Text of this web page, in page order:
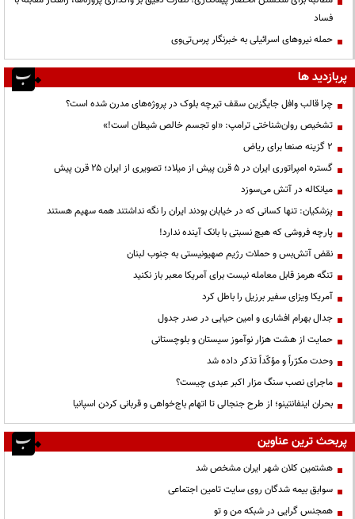
فساد
حمله نیروهای اسرائیلی به خبرنگار پرس‌تی‌وی
پربازدید ها
چرا قالب وافل جایگزین سقف تیرچه بلوک در پروژه‌های مدرن شده است؟
تشخیص روان‌شناختی ترامپ: «او تجسم خالص شیطان است!»
۲ گزینه صنعا برای ریاض
گستره امپراتوری ایران در ۵ قرن پیش از میلاد؛ تصویری از ایران ۲۵ قرن پیش
میانکاله در آتش می‌سوزد
پزشکیان: تنها کسانی که در خیابان بودند ایران را نگه نداشتند همه سهیم هستند
پارچه فروشی که هیچ نسبتی با بانک آینده ندارد!
نقض آتش‌بس و حملات رژیم صهیونیستی به جنوب لبنان
تنگه هرمز قابل معامله نیست برای آمریکا معبر باز نکنید
آمریکا ویزای سفیر برزیل را باطل کرد
جدال بهرام افشاری و امین حیایی در صدر جدول
حمایت از هشت هزار نوآموز سیستان و بلوچستانی
وحدت مکرّراً و مؤکّداً تذکر داده شد
ماجرای نصب سنگ مزار اکبر عبدی چیست؟
بحران اینفانتینو؛ از طرح جنجالی تا اتهام باج‌خواهی و قربانی کردن اسپانیا
پربحث ترین عناوین
هشتمین کلان شهر ایران مشخص شد
سوابق بیمه شدگان روی سایت تامین اجتماعی
همجنس گرایی در شبکه من و تو